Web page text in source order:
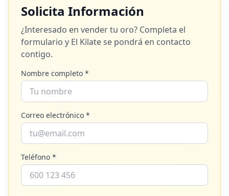
Solicita Información
¿Interesado en vender tu oro? Completa el
formulario y El Kilatese pondrá en contacto
contigo.
Nombre completo *
Correo electrónico *
Teléfono *